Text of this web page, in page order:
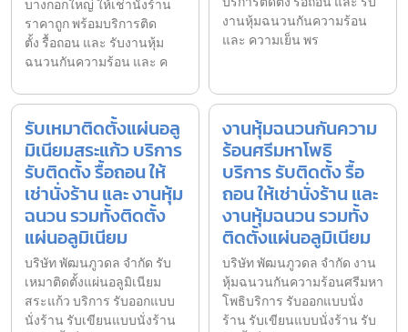
บางกอกใหญ่ ให้เช่านั่งร้าน
ราคาถูก พร้อมบริการติด
ตั้ง รื้อถอน และ รับงานหุ้ม
ฉนวนกันความร้อน และ ค
งานหุ้มฉนวนกันความร้อน
และ ความเย็น พร
รับเหมาติดตั้งแผ่นอลู
มิเนียมสระแก้ว บริการ
รับติดตั้ง รื้อถอน ให้
เช่านั่งร้าน และ งานหุ้ม
ฉนวน รวมทั้งติดตั้ง
แผ่นอลูมิเนียม
บริษัท พัฒนภูวดล จำกัด รับ
เหมาติดตั้งแผ่นอลูมิเนียม
สระแก้ว บริการ รับออกแบบ
นั่งร้าน รับเขียนแบบนั่งร้าน
งานหุ้มฉนวนกันความ
ร้อนศรีมหาโพธิ
บริการ รับติดตั้ง รื้อ
ถอน ให้เช่านั่งร้าน และ
งานหุ้มฉนวน รวมทั้ง
ติดตั้งแผ่นอลูมิเนียม
บริษัท พัฒนภูวดล จำกัด งาน
หุ้มฉนวนกันความร้อนศรีมหา
โพธิบริการ รับออกแบบนั่ง
ร้าน รับเขียนแบบนั่งร้าน รับ